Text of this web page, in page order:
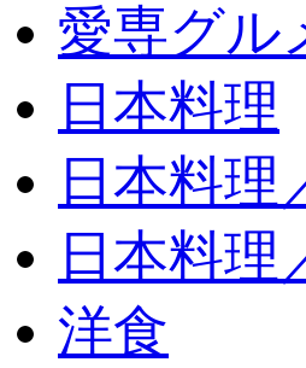
愛専グル
日本料理
日本料理
日本料理
洋食